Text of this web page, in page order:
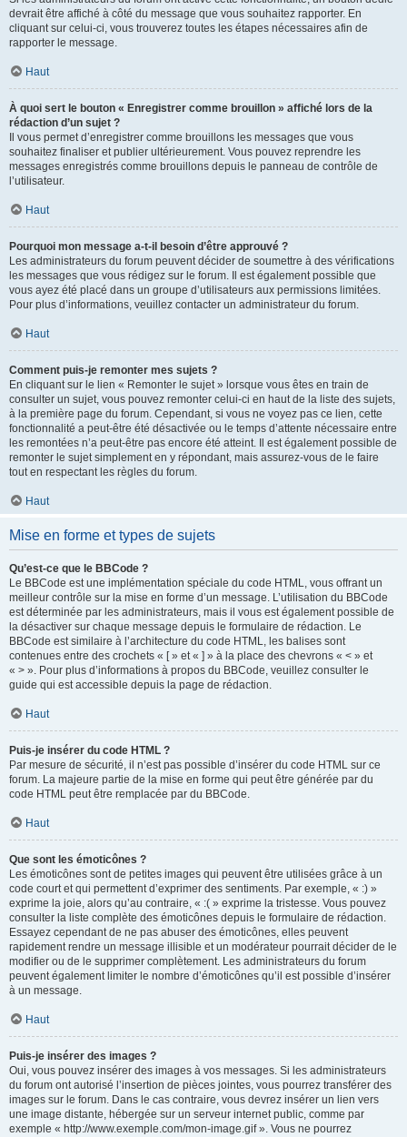
devrait être affiché à côté du message que vous souhaitez rapporter. En
cliquant sur celui-ci, vous trouverez toutes les étapes nécessaires afin de
rapporter le message.
Haut
À quoi sert le bouton « Enregistrer comme brouillon » affiché lors de la
rédaction d’un sujet ?
Il vous permet d’enregistrer comme brouillons les messages que vous
souhaitez finaliser et publier ultérieurement. Vous pouvez reprendre les
messages enregistrés comme brouillons depuis le panneau de contrôle de
l’utilisateur.
Haut
Pourquoi mon message a-t-il besoin d’être approuvé ?
Les administrateurs du forum peuvent décider de soumettre à des vérifications
les messages que vous rédigez sur le forum. Il est également possible que
vous ayez été placé dans un groupe d’utilisateurs aux permissions limitées.
Pour plus d’informations, veuillez contacter un administrateur du forum.
Haut
Comment puis-je remonter mes sujets ?
En cliquant sur le lien « Remonter le sujet » lorsque vous êtes en train de
consulter un sujet, vous pouvez remonter celui-ci en haut de la liste des sujets,
à la première page du forum. Cependant, si vous ne voyez pas ce lien, cette
fonctionnalité a peut-être été désactivée ou le temps d’attente nécessaire entre
les remontées n’a peut-être pas encore été atteint. Il est également possible de
remonter le sujet simplement en y répondant, mais assurez-vous de le faire
tout en respectant les règles du forum.
Haut
Mise en forme et types de sujets
Qu’est-ce que le BBCode ?
Le BBCode est une implémentation spéciale du code HTML, vous offrant un
meilleur contrôle sur la mise en forme d’un message. L’utilisation du BBCode
est déterminée par les administrateurs, mais il vous est également possible de
la désactiver sur chaque message depuis le formulaire de rédaction. Le
BBCode est similaire à l’architecture du code HTML, les balises sont
contenues entre des crochets « [ » et « ] » à la place des chevrons « < » et
« > ». Pour plus d’informations à propos du BBCode, veuillez consulter le
guide qui est accessible depuis la page de rédaction.
Haut
Puis-je insérer du code HTML ?
Par mesure de sécurité, il n’est pas possible d’insérer du code HTML sur ce
forum. La majeure partie de la mise en forme qui peut être générée par du
code HTML peut être remplacée par du BBCode.
Haut
Que sont les émoticônes ?
Les émoticônes sont de petites images qui peuvent être utilisées grâce à un
code court et qui permettent d’exprimer des sentiments. Par exemple, « :) »
exprime la joie, alors qu’au contraire, « :( » exprime la tristesse. Vous pouvez
consulter la liste complète des émoticônes depuis le formulaire de rédaction.
Essayez cependant de ne pas abuser des émoticônes, elles peuvent
rapidement rendre un message illisible et un modérateur pourrait décider de le
modifier ou de le supprimer complètement. Les administrateurs du forum
peuvent également limiter le nombre d’émoticônes qu’il est possible d’insérer
à un message.
Haut
Puis-je insérer des images ?
Oui, vous pouvez insérer des images à vos messages. Si les administrateurs
du forum ont autorisé l’insertion de pièces jointes, vous pourrez transférer des
images sur le forum. Dans le cas contraire, vous devrez insérer un lien vers
une image distante, hébergée sur un serveur internet public, comme par
exemple « http://www.exemple.com/mon-image.gif ». Vous ne pourrez